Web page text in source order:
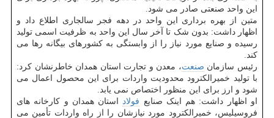
این واحد صنعتی صادر می شود.
متین از بهره برداری این واحد در دهه فجر سالجاری اطلاع داد و
اظهار داشت: بدون شک تا آخر سال این واحد به ظرفیت اسمی تولید
رسیده و صنایع مورد نیاز را از وابستگی به کشورهای بیگانه رها می
کند.
رئیس سازمان صنعت، معدن و تجارت استان همدان خاطرنشان کرد:
با تولید خمیرالکترود محدودیت واردات برای این محصول اعمال می
شود و ارز برای این منظور اختصاص نمی یابد.
او اظهار داشت: هم اینک صنایع فولاد استان همدان و کارخانه های
فروسیلیس، خمیرالکترود مورد نیازشان را از راه واردات تأمین می